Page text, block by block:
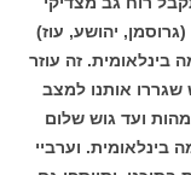
יהושע, עוז)
בינלאומית. זה עוזר
אותנו למצב
ועד גוש שלום
בינלאומית. וערביי